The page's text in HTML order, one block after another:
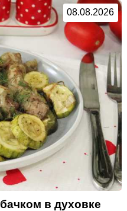
08.08.2026
в духовке